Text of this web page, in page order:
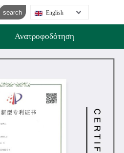
English
Ανατροφοδότηση